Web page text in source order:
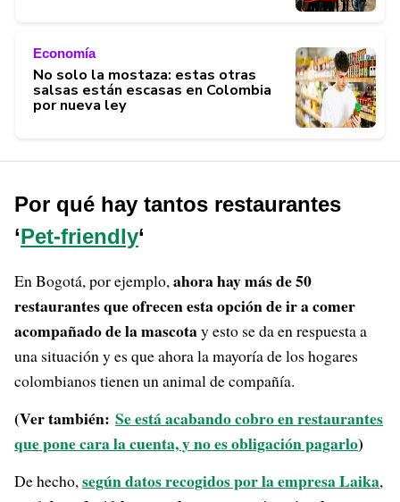
Economía
No solo la mostaza: estas otras
salsas están escasas en Colombia
por nueva ley
Por qué hay tantos restaurantes
‘Pet-friendly‘
En Bogotá, por ejemplo,ahora hay más de 50
restaurantes que ofrecen esta opción de ir a comer
acompañado de la mascotay esto se da en respuesta a
una situación y es que ahora la mayoría de los hogares
colombianos tienen un animal de compañía.
(Ver también: Se está acabando cobro en restaurantes
que pone cara la cuenta, y no es obligación pagarlo)
De hecho,según datos recogidos por la empresa Laika,